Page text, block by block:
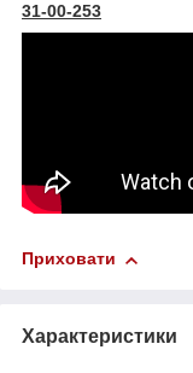
31-00-253
Приховати
Характеристики